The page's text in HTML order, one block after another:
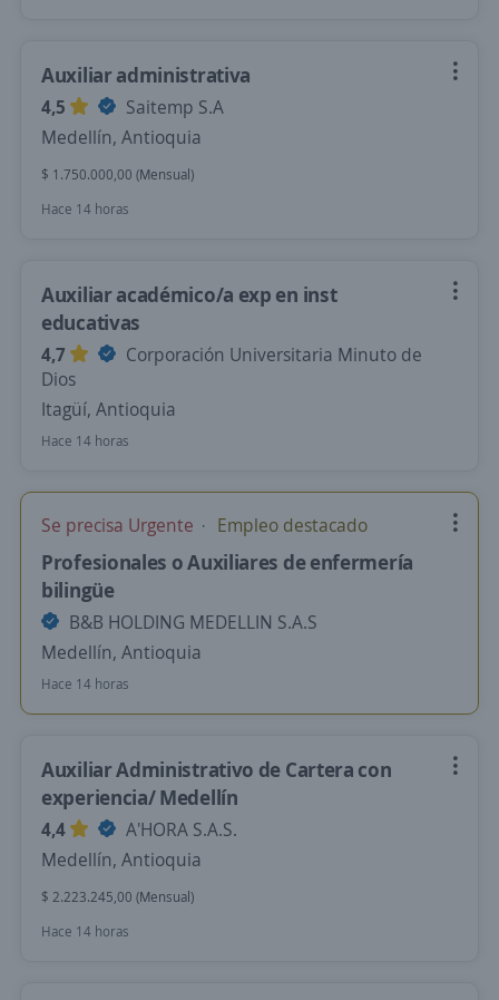
Auxiliar administrativa
4,5
Saitemp S.A
Medellín, Antioquia
$ 1.750.000,00 (Mensual)
Hace 14 horas
Auxiliar académico/a exp en inst
educativas
4,7
Corporación Universitaria Minuto de
Dios
Itagüí, Antioquia
Hace 14 horas
Se precisa Urgente Empleo destacado
Profesionales o Auxiliares de enfermería
bilingüe
B&B HOLDING MEDELLIN S.A.S
Medellín, Antioquia
Hace 14 horas
Auxiliar Administrativo de Cartera con
experiencia/ Medellín
4,4
A'HORA S.A.S.
Medellín, Antioquia
$ 2.223.245,00 (Mensual)
Hace 14 horas